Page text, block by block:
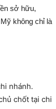
sở hữu,
không chỉ là
nhánh.
chốt tại chi